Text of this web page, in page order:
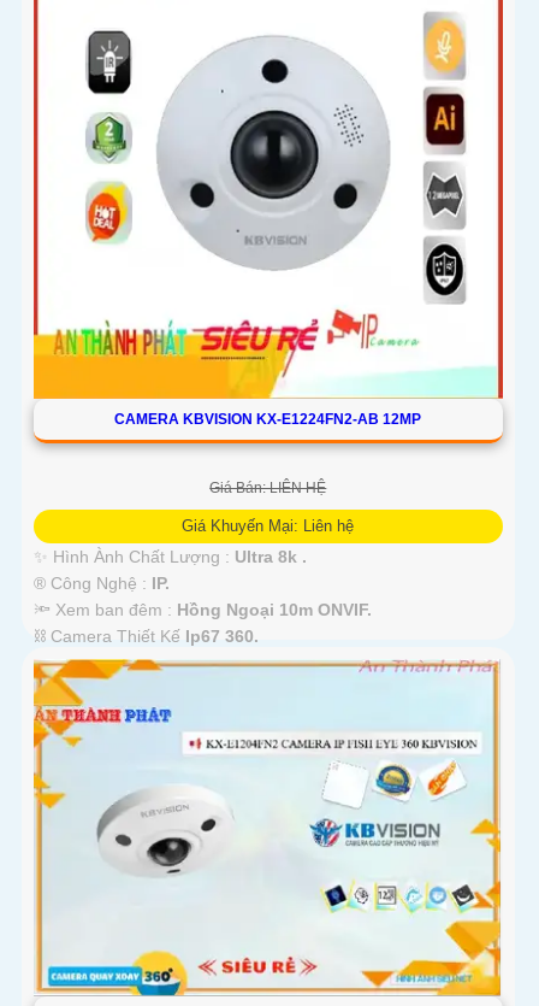
CAMERA KBVISION KX-E1224FN2-AB 12MP
Giá Bán: LIÊN HỆ
Giá Khuyến Mại: Liên hệ
✨ Hình Ành Chất Lượng : Ultra 8k .
®️ Công Nghệ : IP.
🔦 Xem ban đêm : Hồng Ngoại 10m ONVIF.
⛓ Camera Thiết Kế Ip67 360.
️💠 Tích Hợp :Thu Âm.